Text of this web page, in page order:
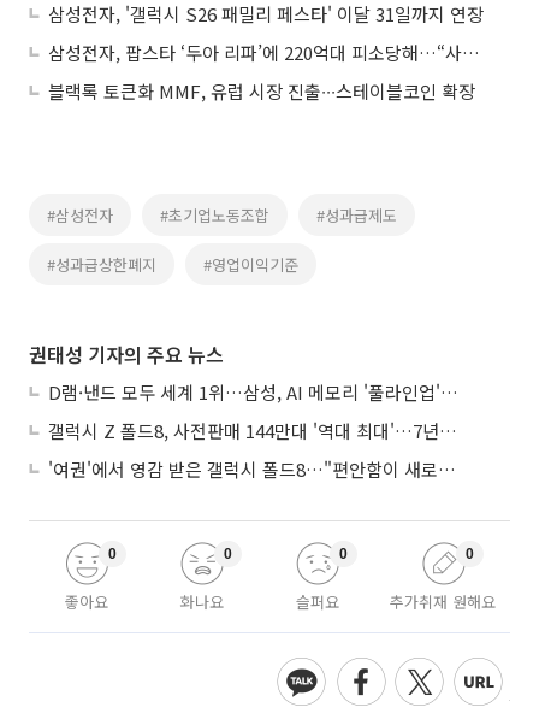
삼성전자, '갤럭시 S26 패밀리 페스타' 이달 31일까지 연장
삼성전자, 팝스타 ‘두아 리파’에 220억대 피소당해…“사진 무단으로 사용했다”
블랙록 토큰화 MMF, 유럽 시장 진출∙∙∙스테이블코인 확장
#삼성전자 #초기업노동조합 #성과급제도
#성과급상한폐지 #영업이익기준
권태성 기자의 주요 뉴스
D램·낸드 모두 세계 1위…삼성, AI 메모리 '풀라인업'으로 승부
갤럭시 Z 폴드8, 사전판매 144만대 '역대 최대'…7년만에 갤노트10 기록 넘어
'여권'에서 영감 받은 갤럭시 폴드8…"편안함이 새로운 디자인 경쟁력"
좋아요
0
화나요
0
슬퍼요
0
추가취재 원해요
0